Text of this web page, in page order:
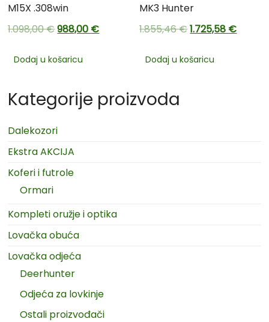
M15X .308win
1.098,00€988,00 €
Dodaj u košaricu
MK3 Hunter
1.855,46€1.725,58 €
Dodaj u košaricu
Kategorije proizvoda
Dalekozori
Ekstra AKCIJA
Koferi i futrole
Ormari
Kompleti oružje i optika
Lovačka obuća
Lovačka odjeća
Deerhunter
Odjeća za lovkinje
Ostali proizvođači